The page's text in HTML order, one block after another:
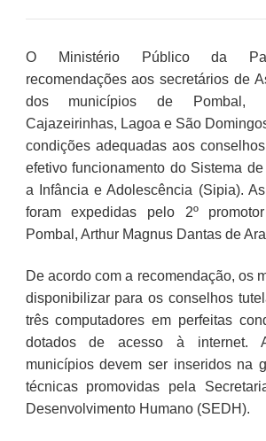
O Ministério Público da
recomendações aos secretários de
dos municípios de Pombal,
Cajazeirinhas, Lagoa e São
condições adequadas aos
efetivo funcionamento do Sistema
a Infância e Adolescência (Sipia).
foram expedidas pelo 2º
Pombal, Arthur Magnus Dantas de
De acordo com a recomendação, os
disponibilizar para os conselhos
três computadores em perfeitas
dotados de acesso à internet.
municípios devem ser inseridos na
técnicas promovidas pela
Desenvolvimento Humano (SEDH).